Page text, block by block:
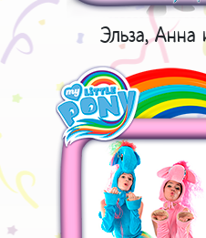
Эльза,